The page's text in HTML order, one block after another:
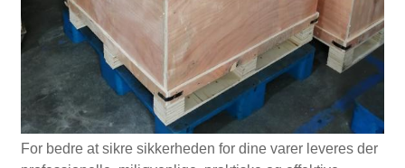
For bedre at sikre sikkerheden for dine varer leveres der